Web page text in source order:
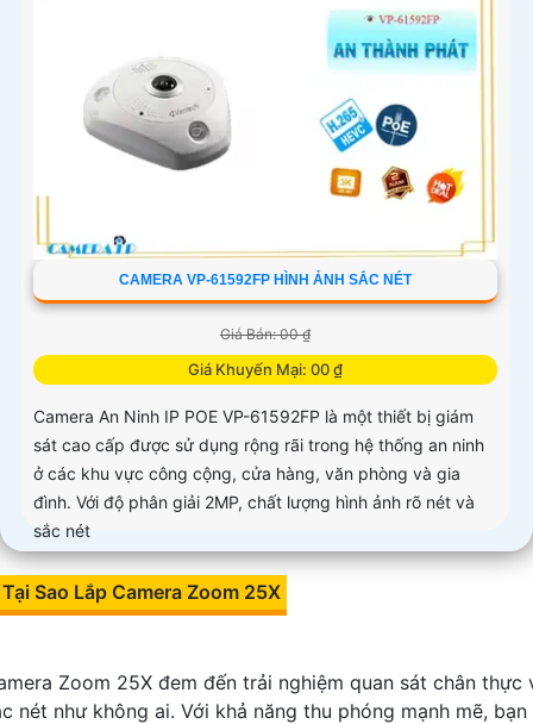
CAMERA VP-61592FP HÌNH ẢNH SẮC NÉT
Giá Bán: 00 ₫
Giá Khuyến Mại: 00 ₫
Camera An Ninh IP POE VP-61592FP là một thiết bị giám
sát cao cấp được sử dụng rộng rãi trong hệ thống an ninh
ở các khu vực công cộng, cửa hàng, văn phòng và gia
đình. Với độ phân giải 2MP, chất lượng hình ảnh rõ nét và
sắc nét
Tại Sao Lắp Camera Zoom 25X
Zoom 25X đem đến trải nghiệm quan sát chân thực
nét như không ai. Với khả năng thu phóng mạnh mẽ, bạn